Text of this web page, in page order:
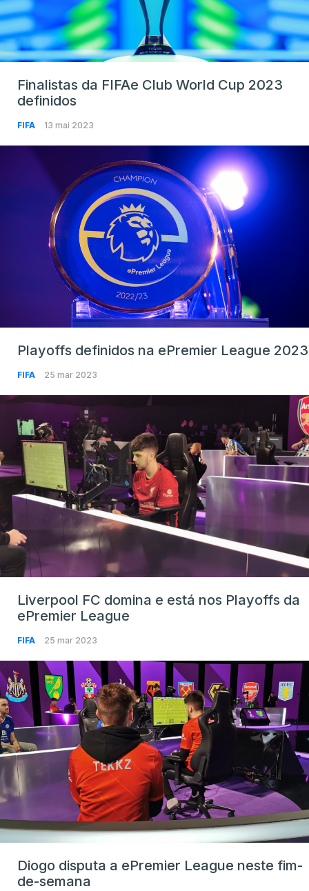
Finalistas da FIFAe Club World Cup 2023
definidos
FIFA 13 mai 2023
Playoffs definidos na ePremier League 2023
FIFA 25 mar 2023
Liverpool FC domina e está nos Playoffs da
ePremier League
FIFA 25 mar 2023
Diogo disputa a ePremier League neste fim-
de-semana